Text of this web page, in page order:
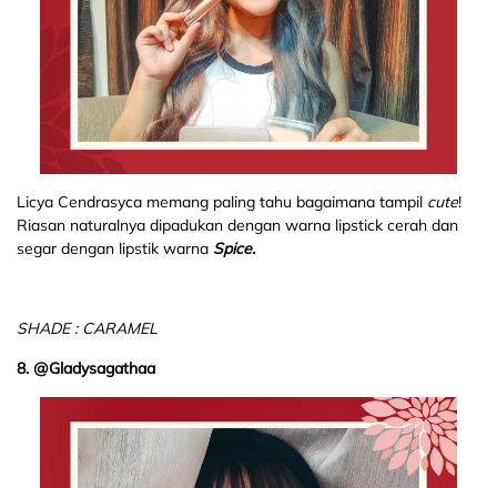
Licya Cendrasyca memang paling tahu bagaimana tampil cute!
Riasan naturalnya dipadukan dengan warna lipstick cerah dan
segar dengan lipstik warna Spice.
SHADE : CARAMEL
8. @Gladysagathaa